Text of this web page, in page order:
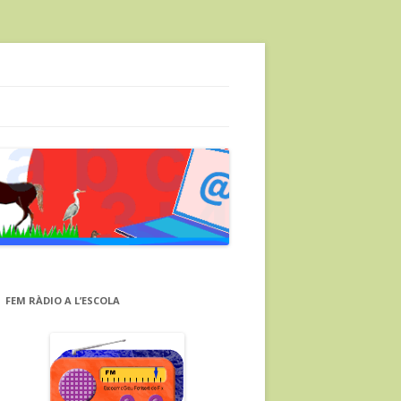
FEM RÀDIO A L’ESCOLA